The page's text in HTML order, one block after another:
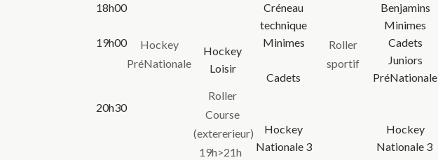
Benjamins
Minimes
18h00
Créneau
technique
19h00
Hockey
PréNationale
Hockey
Loisir
Minimes
Cadets
Roller
sportif
Cadets
Juniors
PréNationale
20h30
Roller
Course
(extererieur)
19h>21h
Hockey
Nationale 3
Hockey
Nationale 3